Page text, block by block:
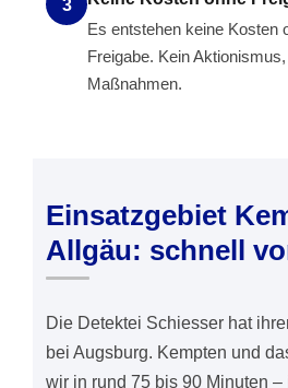
3
Es entstehen keine Kosten
Freigabe. Kein
Maßnahmen.
Einsatzgebiet
Allgäu: schnell
Die Detektei Schiesser hat
bei Augsburg. Kempten und
wir in rund 75 bis 90 Minuten